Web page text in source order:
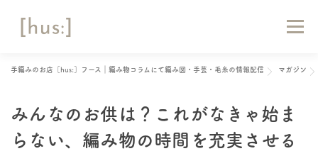
メニュー
ショップリスト オンラインショップ お問い合わせ
手編みのお店［hus:］フース｜編み物コラムにて編み図・手芸・毛糸の情報配信 マガジン
みんなのお供は？これがなきゃ始ま
らない、編み物の時間を充実させる